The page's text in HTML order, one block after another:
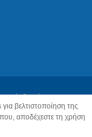
δικαιώματος.
βελτιστοποίηση της
αποδέχεστε τη χρήση